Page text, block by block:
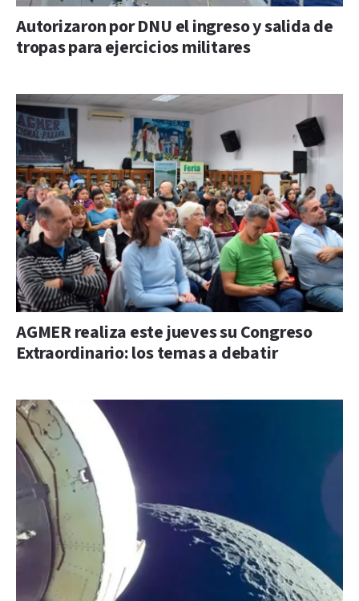
Autorizaron por DNU el ingreso y salida de
tropas para ejercicios militares
AGMER realiza este jueves su Congreso
Extraordinario: los temas a debatir